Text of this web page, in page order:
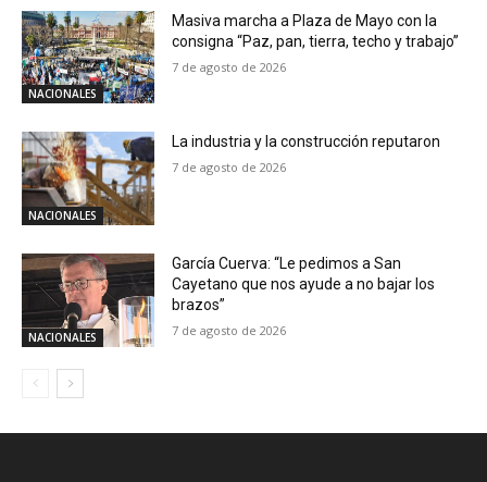
NACIONALES
Masiva marcha a Plaza de Mayo con la
consigna “Paz, pan, tierra, techo y trabajo”
7 de agosto de 2026
NACIONALES
La industria y la construcción reputaron
7 de agosto de 2026
NACIONALES
García Cuerva: “Le pedimos a San
Cayetano que nos ayude a no bajar los
brazos”
7 de agosto de 2026